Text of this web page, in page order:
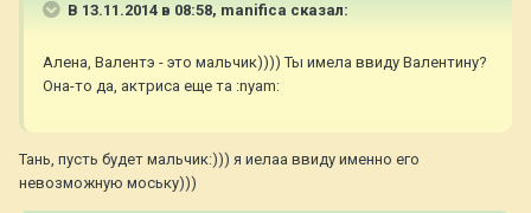
В 13.11.2014 в 08:58, manifica сказал:
Алена, Валентэ - это мальчик)))) Ты имела ввиду Валентину?
Она-то да, актриса еще та :nyam:
Тань, пусть будет мальчик:))) я иелаа ввиду именно его
невозможную моську)))